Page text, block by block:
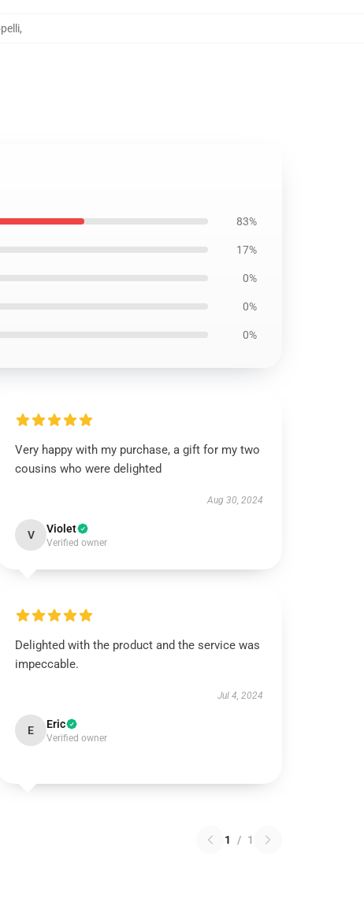
,
83%
17%
0%
0%
0%
Very happy with my purchase, a gift for my two
cousins who were delighted
Aug 30, 2024
V Violet
Verified owner
Delighted with the product and the service was
impeccable.
Jul 4, 2024
E Eric
Verified owner
1 / 1